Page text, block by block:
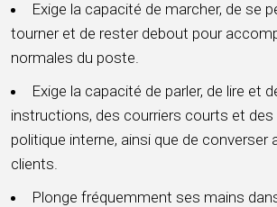
Exige la capacité de marcher, de se
tourner et de rester debout pour
normales du poste.
Exige la capacité de parler, de lire et
instructions, des courriers courts et
politique interne, ainsi que de converser
clients.
Plonge fréquemment ses mains